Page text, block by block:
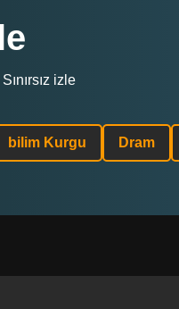
izle
bilim Kurgu Dram